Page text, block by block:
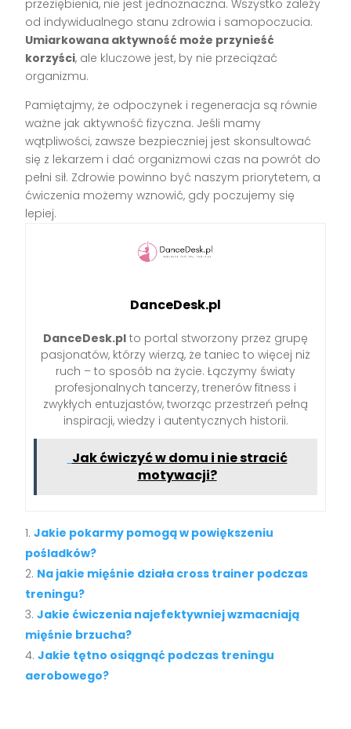
przeziębienia, nie jest jednoznaczna. Wszystko zależy
od indywidualnego stanu zdrowia i samopoczucia.
Umiarkowana aktywność może przynieść
korzyści, ale kluczowe jest, by nie przeciążać
organizmu.
Pamiętajmy, że odpoczynek i regeneracja są równie
ważne jak aktywność fizyczna. Jeśli mamy
wątpliwości, zawsze bezpieczniej jest skonsultować
się z lekarzem i dać organizmowi czas na powrót do
pełni sił. Zdrowie powinno być naszym priorytetem, a
ćwiczenia możemy wznowić, gdy poczujemy się
lepiej.
DanceDesk.pl
DanceDesk.pl to portal stworzony przez grupę
pasjonatów, którzy wierzą, że taniec to więcej niż
ruch – to sposób na życie. Łączymy światy
profesjonalnych tancerzy, trenerów fitness i
zwykłych entuzjastów, tworząc przestrzeń pełną
inspiracji, wiedzy i autentycznych historii.
Jak ćwiczyć w domu i nie stracić
motywacji?
Jakie pokarmy pomogą w powiększeniu
pośladków?
Na jakie mięśnie działa cross trainer podczas
treningu?
Jakie ćwiczenia najefektywniej wzmacniają
mięśnie brzucha?
Jakie tętno osiągnąć podczas treningu
aerobowego?